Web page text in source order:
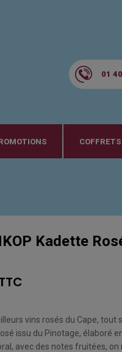
01
COFFRETS
Kadette
vins rosés du Cape, tout
issu du Pinotage, élaboré
avec des notes fruitées,